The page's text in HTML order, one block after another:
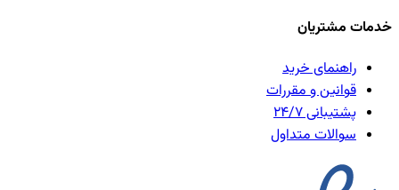
خدمات مشتریان
راهنمای خرید
قوانین و مقررات
پشتیبانی ۲۴/۷
سوالات متداول